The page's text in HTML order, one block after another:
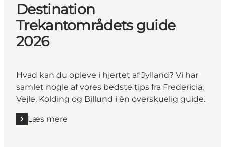
Destination
Trekantområdets guide
2026
Hvad kan du opleve i hjertet af Jylland? Vi har
samlet nogle af vores bedste tips fra Fredericia,
Vejle, Kolding og Billund i én overskuelig guide.
Læs mere
Læs mere "Destination Trekantområdets guide